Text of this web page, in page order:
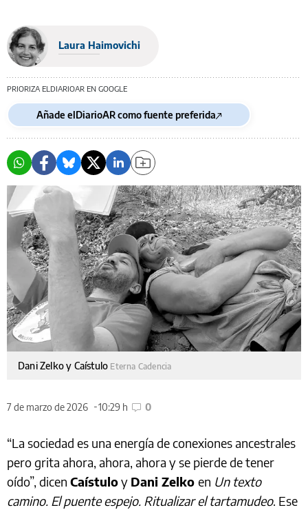
Laura Haimovichi
PRIORIZA ELDIARIOAR EN GOOGLE
Añade elDiarioAR como fuente preferida
Dani Zelko y Caístulo Eterna Cadencia
7 de marzo de 2026 10:29 h 0
“La sociedad es una energía de conexiones ancestrales
pero grita ahora, ahora, ahora y se pierde de tener
oído”, dicen Caístuloy Dani Zelko en Un texto
camino. El puente espejo. Ritualizar el tartamudeo. Ese